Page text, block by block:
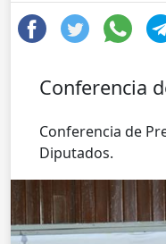
Conferencia
Conferencia de
Diputados.